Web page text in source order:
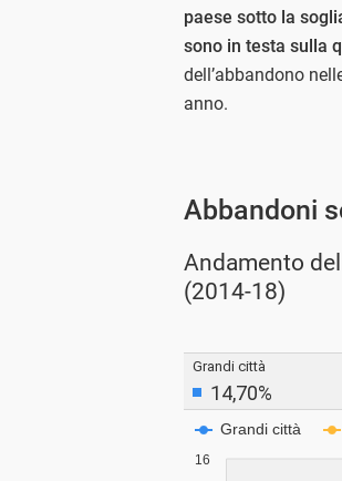
paese sotto la
sono in testa sulla
dell’abbandono
anno.
Abbandoni
Andamento
(2014-18)